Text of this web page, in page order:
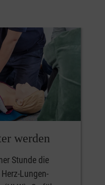
werden
Stunde die
Lungen-